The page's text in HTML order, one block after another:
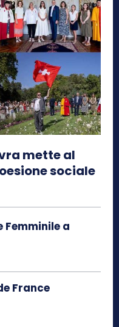
mette al
sociale
Femminile a
France